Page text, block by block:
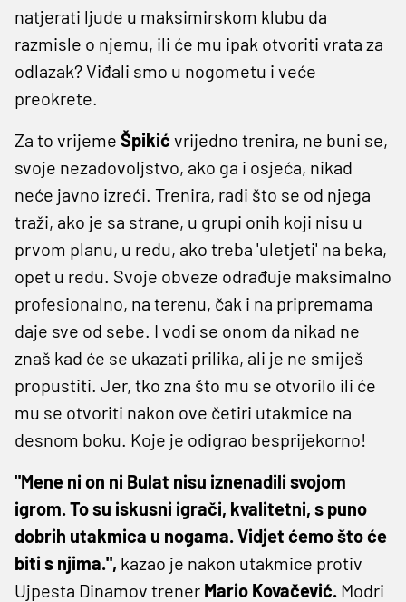
natjerati ljude u maksimirskom klubu da
razmisle o njemu, ili će mu ipak otvoriti vrata za
odlazak? Viđali smo u nogometu i veće
preokrete.
Za to vrijeme Špikić vrijedno trenira, ne buni se,
svoje nezadovoljstvo, ako ga i osjeća, nikad
neće javno izreći. Trenira, radi što se od njega
traži, ako je sa strane, u grupi onih koji nisu u
prvom planu, u redu, ako treba 'uletjeti' na beka,
opet u redu. Svoje obveze odrađuje maksimalno
profesionalno, na terenu, čak i na pripremama
daje sve od sebe. I vodi se onom da nikad ne
znaš kad će se ukazati prilika, ali je ne smiješ
propustiti. Jer, tko zna što mu se otvorilo ili će
mu se otvoriti nakon ove četiri utakmice na
desnom boku. Koje je odigrao besprijekorno!
"Mene ni on ni Bulat nisu iznenadili svojom
igrom. To su iskusni igrači, kvalitetni, s puno
dobrih utakmica u nogama. Vidjet ćemo što će
biti s njima.", kazao je nakon utakmice protiv
Ujpesta Dinamov trener Mario Kovačević. Modri